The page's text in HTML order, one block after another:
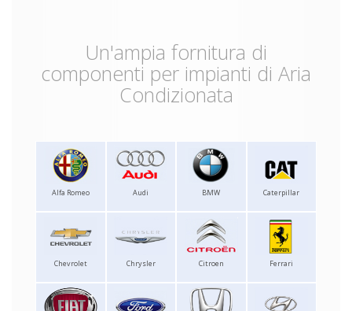
Un'ampia fornitura di
componenti per impianti di Aria
Condizionata
Alfa Romeo Audi BMW Caterpillar
Chevrolet Chrysler Citroen Ferrari